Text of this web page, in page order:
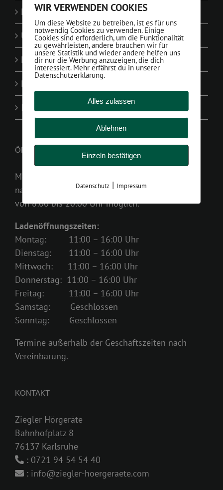
Leistungen
Über
Kontakt
Datenschutzerklärung
Impressum
ÖFFNUNGZEITEN
Montag bis Samstag
nach Terminvereinbarung
von 8:00 bis 20:00 Uhr möglich.
Ladenöffnungszeiten:
Montag: 11:00 – 16:00 Uhr
Dienstag: 11:00 – 16:00 Uhr
Mittwoch: 11:00 – 16:00 Uhr
Donnerstag: 11:00 – 16:00 Uhr
Freitag: 11:00 – 16:00 Uhr
Samstag: Geschlossen
Sonntag: Geschlossen
Termine außerhalb der Geschäftszeiten nach
Vereinbarung.
KONTAKT
Ziegler Hörgeräte
Bahnhofplatz 8
76137 Karlsruhe
: 0721 94 54 54 40
: info@ziegler-hoergeraete.com
WIR VERWENDEN COOKIES
Um diese Website zu betreiben, ist es für uns
notwendig Cookies zu verwenden. Einige
Cookies sind erforderlich, um die Funktionalität
zu gewährleisten, andere brauchen wir für
unsere Statistik und wieder andere helfen uns
dir nur die Werbung anzuzeigen, die dich
interessiert. Mehr erfährst du in unserer
Datenschutzerklärung.
Alles zulassen
Ablehnen
Einzeln bestätigen
Datenschutz | Impressum